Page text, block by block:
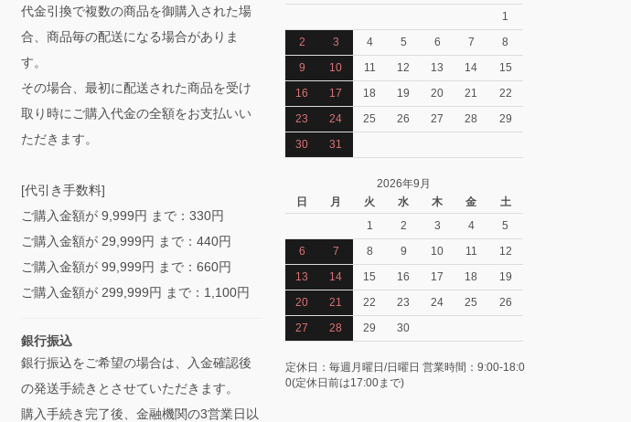
代金引換で複数の商品を御購入された場
合、商品毎の配送になる場合がありま
す。
その場合、最初に配送された商品を受け
取り時にご購入代金の全額をお支払いい
ただきます。
[代引き手数料]
ご購入金額が 9,999円 まで：330円
ご購入金額が 29,999円 まで：440円
ご購入金額が 99,999円 まで：660円
ご購入金額が 299,999円 まで：1,100円
銀行振込
銀行振込をご希望の場合は、入金確認後
の発送手続きとさせていただきます。
購入手続き完了後、金融機関の3営業日以
1
2
3 4 5 6 7
8
9
10 11 12 13 14
15
16
17 18 19 20 21
22
23
24 25 26 27 28
29
30
31
2026年9月
日
月 火 水 木 金
土
1
2 3 4
5
6
7 8 9 10 11
12
13
14 15 16 17 18
19
20
21 22 23 24 25
26
27
28 29 30
定休日：毎週月曜日/日曜日 営業時間：9:00-18:0
0(定休日前は17:00まで)